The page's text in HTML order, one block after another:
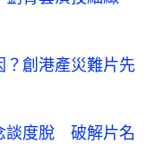
？創港產災難片先
談度脫 破解片名